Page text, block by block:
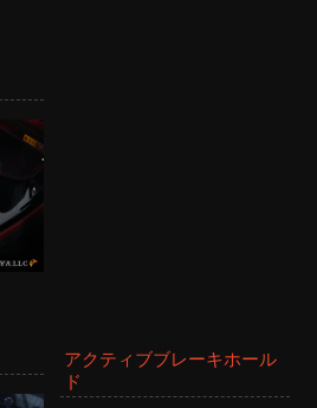
アクティブブレーキホール
ド